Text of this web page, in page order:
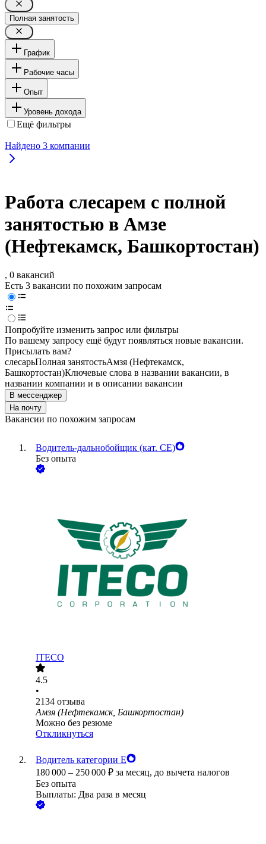
Полная занятость
График
Рабочие часы
Опыт
Уровень дохода
Ещё фильтры
Найдено 3 компании
Работа слесарем с полной
занятостью в Амзе
(Нефтекамск, Башкортостан)
, 0 вакансий
Есть 3 вакансии по похожим запросам
Попробуйте изменить запрос или фильтры
По вашему запросу ещё будут появляться новые вакансии.
Присылать вам?
слесарьПолная занятостьАмзя (Нефтекамск,
Башкортостан)Ключевые слова в названии вакансии, в
названии компании и в описании вакансии
В мессенджер
На почту
Вакансии по похожим запросам
Водитель-дальнобойщик (кат. CE)
Без опыта
ITECO
4.5
•
2134 отзыва
Амзя (Нефтекамск, Башкортостан)
Можно без резюме
Откликнуться
Водитель категории Е
180 000 – 250 000 ₽ за месяц, до вычета налогов
Без опыта
Выплаты: Два раза в месяц